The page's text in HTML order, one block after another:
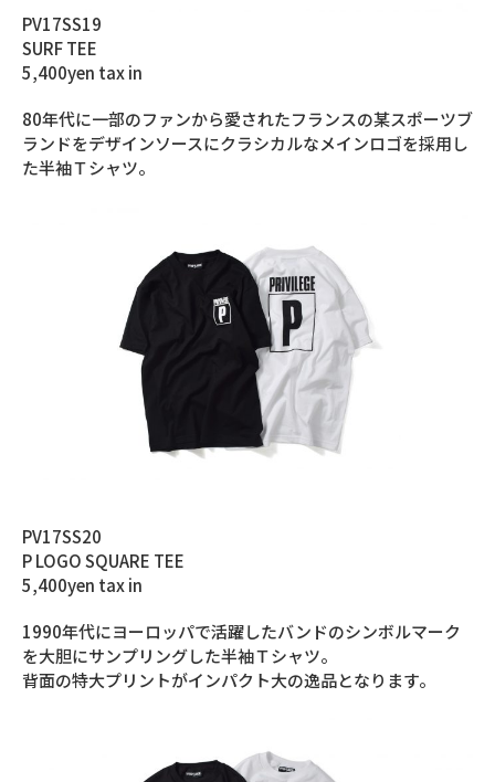
PV17SS19
SURF TEE
5,400yen tax in
80年代に一部のファンから愛されたフランスの某スポーツブ
ランドをデザインソースにクラシカルなメインロゴを採用し
た半袖Ｔシャツ。
PV17SS20
P LOGO SQUARE TEE
5,400yen tax in
1990年代にヨーロッパで活躍したバンドのシンボルマーク
を大胆にサンプリングした半袖Ｔシャツ。
背面の特大プリントがインパクト大の逸品となります。